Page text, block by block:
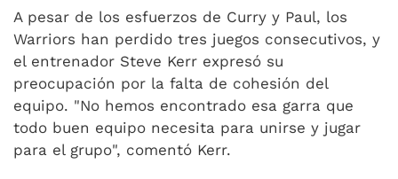
A pesar de los esfuerzos de Curry y Paul, los
Warriors han perdido tres juegos consecutivos, y
el entrenador Steve Kerr expresó su
preocupación por la falta de cohesión del
equipo. "No hemos encontrado esa garra que
todo buen equipo necesita para unirse y jugar
para el grupo", comentó Kerr.